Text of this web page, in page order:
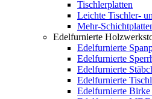
Tischlerplatten
Leichte Tischler-
Mehr-
Edelfurnierte
Edelfurnierte
Edelfurnierte
Edelfurnierte
Edelfurnierte
Edelfurnierte